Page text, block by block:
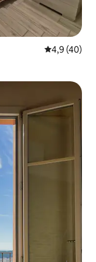
Prosječna
4,9 (40)
gosti”